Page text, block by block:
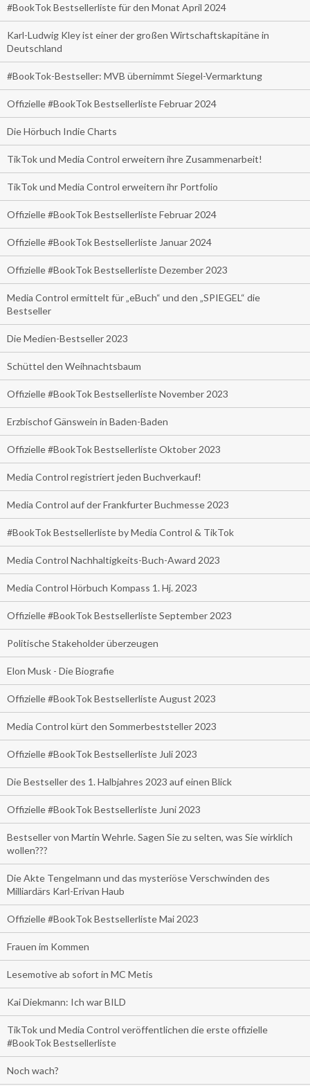
#BookTok Bestsellerliste für den Monat April 2024
Karl-Ludwig Kley ist einer der großen Wirtschaftskapitäne in
Deutschland
#BookTok-Bestseller: MVB übernimmt Siegel-Vermarktung
Offizielle #BookTok Bestsellerliste Februar 2024
Die Hörbuch Indie Charts
TikTok und Media Control erweitern ihre Zusammenarbeit!
TikTok und Media Control erweitern ihr Portfolio
Offizielle #BookTok Bestsellerliste Februar 2024
Offizielle #BookTok Bestsellerliste Januar 2024
Offizielle #BookTok Bestsellerliste Dezember 2023
Media Control ermittelt für „eBuch“ und den „SPIEGEL“ die
Bestseller
Die Medien-Bestseller 2023
Schüttel den Weihnachtsbaum
Offizielle #BookTok Bestsellerliste November 2023
Erzbischof Gänswein in Baden-Baden
Offizielle #BookTok Bestsellerliste Oktober 2023
Media Control registriert jeden Buchverkauf!
Media Control auf der Frankfurter Buchmesse 2023
#BookTok Bestsellerliste by Media Control & TikTok
Media Control Nachhaltigkeits-Buch-Award 2023
Media Control Hörbuch Kompass 1. Hj. 2023
Offizielle #BookTok Bestsellerliste September 2023
Politische Stakeholder überzeugen
Elon Musk - Die Biografie
Offizielle #BookTok Bestsellerliste August 2023
Media Control kürt den Sommerbeststeller 2023
Offizielle #BookTok Bestsellerliste Juli 2023
Die Bestseller des 1. Halbjahres 2023 auf einen Blick
Offizielle #BookTok Bestsellerliste Juni 2023
Bestseller von Martin Wehrle. Sagen Sie zu selten, was Sie wirklich
wollen???
Die Akte Tengelmann und das mysteriöse Verschwinden des
Milliardärs Karl-Erivan Haub
Offizielle #BookTok Bestsellerliste Mai 2023
Frauen im Kommen
Lesemotive ab sofort in MC Metis
Kai Diekmann: Ich war BILD
TikTok und Media Control veröffentlichen die erste offizielle
#BookTok Bestsellerliste
Noch wach?